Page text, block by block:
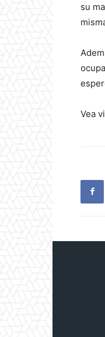
su
Vea